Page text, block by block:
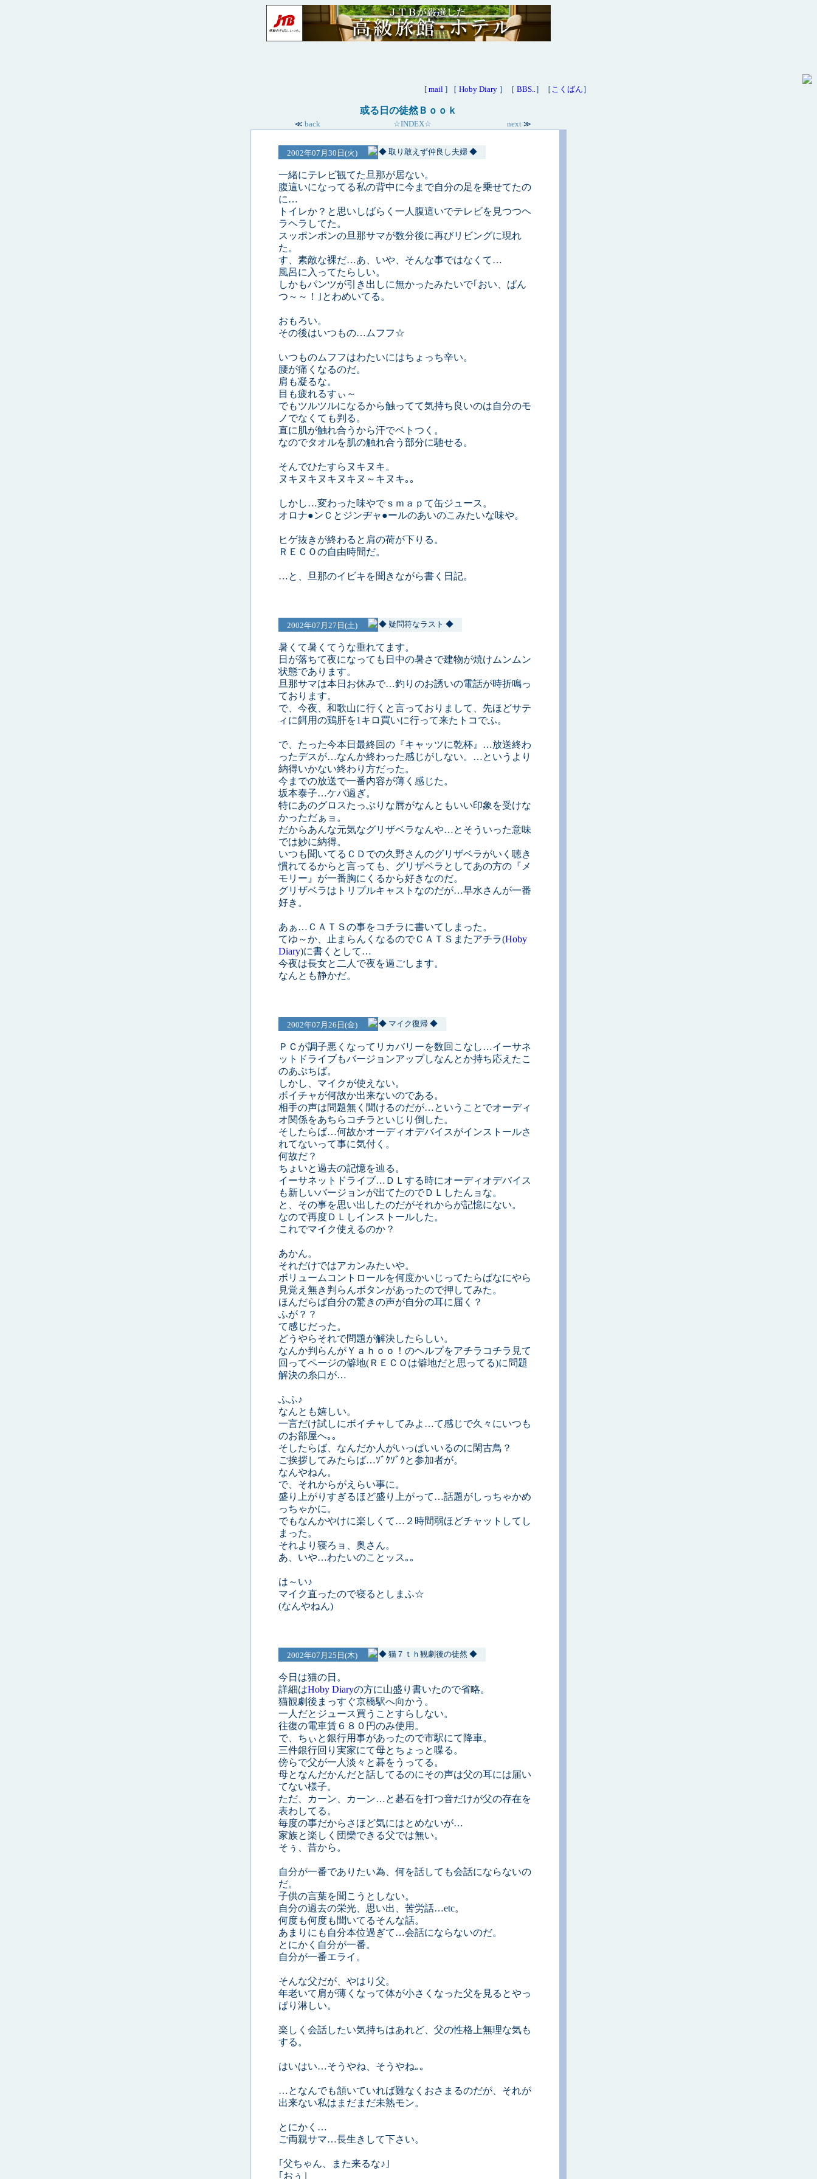
[ mail ] ［ Hoby Diary ］［ BBS..］［ こくばん ］
或る日の徒然Ｂｏｏｋ
≪ back ☆INDEX☆ next ≫
2002年07月30日(火) ◆ 取り敢えず仲良し夫婦 ◆
一緒にテレビ観てた旦那が居ない。
腹這いになってる私の背中に今まで自分の足を乗せてたの
に…
トイレか？と思いしばらく一人腹這いでテレビを見つつヘ
ラヘラしてた。
スッポンポンの旦那サマが数分後に再びリビングに現れ
た。
す、素敵な裸だ…あ、いや、そんな事ではなくて…
風呂に入ってたらしい。
しかもパンツが引き出しに無かったみたいで｢おい、ぱん
つ～～！｣とわめいてる。
おもろい。
その後はいつもの…ムフフ☆
いつものムフフはわたいにはちょっち辛い。
腰が痛くなるのだ。
肩も凝るな。
目も疲れるすぃ～
でもツルツルになるから触ってて気持ち良いのは自分のモ
ノでなくても判る。
直に肌が触れ合うから汗でベトつく。
なのでタオルを肌の触れ合う部分に馳せる。
そんでひたすらヌキヌキ。
ヌキヌキヌキヌキヌ～キヌキ｡｡
しかし…変わった味やでｓｍａｐて缶ジュース。
オロナ●ンＣとジンヂャ●ールのあいのこみたいな味や。
ヒゲ抜きが終わると肩の荷が下りる。
ＲＥＣＯの自由時間だ。
…と、旦那のイビキを聞きながら書く日記。
2002年07月27日(土) ◆ 疑問符なラスト ◆
暑くて暑くてうな垂れてます。
日が落ちて夜になっても日中の暑さで建物が焼けムンムン
状態であります。
旦那サマは本日お休みで…釣りのお誘いの電話が時折鳴っ
ております。
で、今夜、和歌山に行くと言っておりまして、先ほどサテ
ィに餌用の鶏肝を1キロ買いに行って来たトコでふ。
で、たった今本日最終回の『キャッツに乾杯』…放送終わ
ったデスが…なんか終わった感じがしない。…というより
納得いかない終わり方だった。
今までの放送で一番内容が薄く感じた。
坂本泰子…ケバ過ぎ。
特にあのグロスたっぷりな唇がなんともいい印象を受けな
かっただぁョ。
だからあんな元気なグリザベラなんや…とそういった意味
では妙に納得。
いつも聞いてるＣＤでの久野さんのグリザベラがいく聴き
慣れてるからと言っても、グリザベラとしてあの方の『メ
モリー』が一番胸にくるから好きなのだ。
グリザベラはトリプルキャストなのだが…早水さんが一番
好き。
あぁ…ＣＡＴＳの事をコチラに書いてしまった。
てゆ～か、止まらんくなるのでＣＡＴＳまたアチラ(Hoby
Diary)に書くとして…
今夜は長女と二人で夜を過ごします。
なんとも静かだ。
2002年07月26日(金) ◆ マイク復帰 ◆
ＰＣが調子悪くなってリカバリーを数回こなし…イーサネ
ットドライブもバージョンアップしなんとか持ち応えたこ
のあぷちば。
しかし、マイクが使えない。
ボイチャが何故か出来ないのである。
相手の声は問題無く聞けるのだが…ということでオーディ
オ関係をあちらコチラといじり倒した。
そしたらば…何故かオーディオデバイスがインストールさ
れてないって事に気付く。
何故だ？
ちょいと過去の記憶を辿る。
イーサネットドライブ…ＤＬする時にオーディオデバイス
も新しいバージョンが出てたのでＤＬしたんョな。
と、その事を思い出したのだがそれからが記憶にない。
なので再度ＤＬしインストールした。
これでマイク使えるのか？
あかん。
それだけではアカンみたいや。
ボリュームコントロールを何度かいじってたらばなにやら
見覚え無き判らんボタンがあったので押してみた。
ほんだらば自分の驚きの声が自分の耳に届く？
ふが？？
て感じだった。
どうやらそれで問題が解決したらしい。
なんか判らんがＹａｈｏｏ！のヘルプをアチラコチラ見て
回ってページの僻地(ＲＥＣＯは僻地だと思ってる)に問題
解決の糸口が…
ふふ♪
なんとも嬉しい。
一言だけ試しにボイチャしてみよ…て感じで久々にいつも
のお部屋へ｡｡
そしたらば、なんだか人がいっぱいいるのに閑古鳥？
ご挨拶してみたらば…ｿﾞｸｿﾞｸと参加者が。
なんやねん。
で、それからがえらい事に。
盛り上がりすぎるほど盛り上がって…話題がしっちゃかめ
っちゃかに。
でもなんかやけに楽しくて…２時間弱ほどチャットしてし
まった。
それより寝ろョ、奥さん。
あ、いや…わたいのことッス｡｡
は～い♪
マイク直ったので寝るとしまふ☆
(なんやねん)
2002年07月25日(木) ◆ 猫７ｔｈ観劇後の徒然 ◆
今日は猫の日。
詳細はHoby Diaryの方に山盛り書いたので省略。
猫観劇後まっすぐ京橋駅へ向かう。
一人だとジュース買うことすらしない。
往復の電車賃６８０円のみ使用。
で、ちぃと銀行用事があったので市駅にて降車。
三件銀行回り実家にて母とちょっと喋る。
傍らで父が一人淡々と碁をうってる。
母となんだかんだと話してるのにその声は父の耳には届い
てない様子。
ただ、カーン、カーン…と碁石を打つ音だけが父の存在を
表わしてる。
毎度の事だからさほど気にはとめないが…
家族と楽しく団欒できる父では無い。
そぅ、昔から。
自分が一番でありたい為、何を話しても会話にならないの
だ。
子供の言葉を聞こうとしない。
自分の過去の栄光、思い出、苦労話…etc。
何度も何度も聞いてるそんな話。
あまりにも自分本位過ぎて…会話にならないのだ。
とにかく自分が一番。
自分が一番エライ。
そんな父だが、やはり父。
年老いて肩が薄くなって体が小さくなった父を見るとやっ
ぱり淋しい。
楽しく会話したい気持ちはあれど、父の性格上無理な気も
する。
はいはい…そうやね、そうやね｡｡
…となんでも頷いていれば難なくおさまるのだが、それが
出来ない私はまだまだ未熟モン。
とにかく…
ご両親サマ…長生きして下さい。
｢父ちゃん、また来るな♪｣
｢おぅ｣